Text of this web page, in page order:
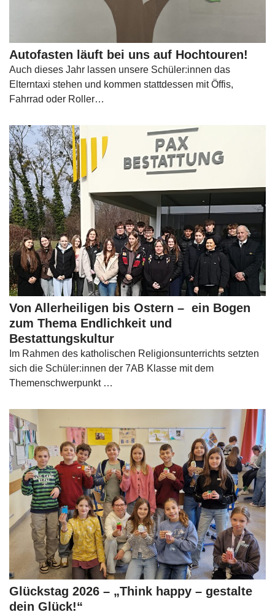
Autofasten läuft bei uns auf Hochtouren!
Auch dieses Jahr lassen unsere Schüler:innen das
Elterntaxi stehen und kommen stattdessen mit Öffis,
Fahrrad oder Roller…
Von Allerheiligen bis Ostern – ein Bogen
zum Thema Endlichkeit und
Bestattungskultur
Im Rahmen des katholischen Religionsunterrichts setzten
sich die Schüler:innen der 7AB Klasse mit dem
Themenschwerpunkt …
Glückstag 2026 – „Think happy – gestalte
dein Glück!“